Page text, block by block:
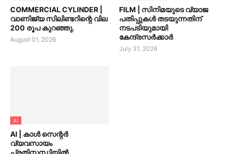
COMMERCIAL CYLINDER |
വാണിജ്യ സിലിണ്ടറിന്റെ വില
200 രൂപ കുറഞ്ഞു.
August 01, 2026
FILM | സിനിമയുടെ വ്യാജ
പതിപ്പുകൾ തടയുന്നതിന്
നടപടിയുമായി
കേന്ദ്രസർക്കാർ
July 31, 2026
AI
AI | കാൾ സെന്റർ
വ്യവസായം